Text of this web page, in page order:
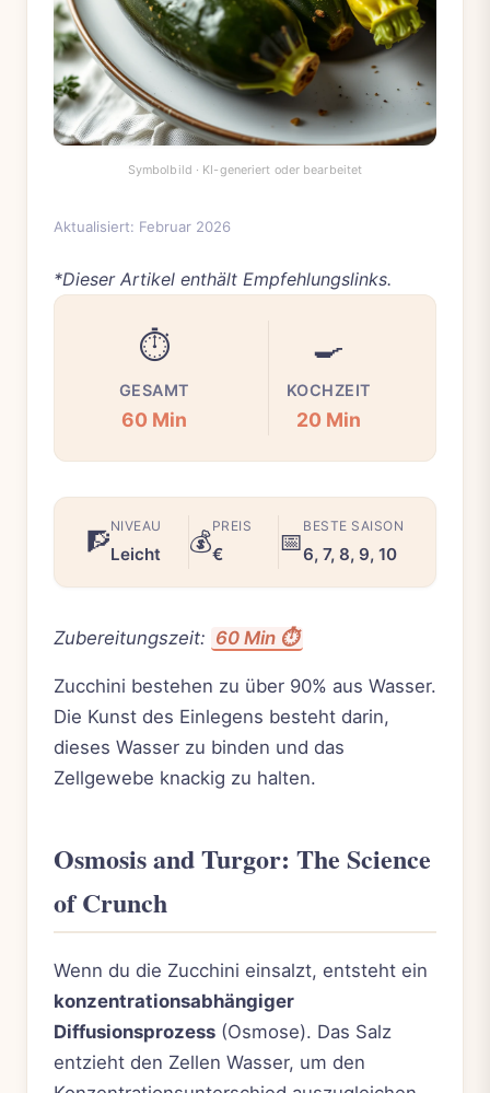
Aktualisiert: Februar 2026
*Dieser Artikel enthält Empfehlungslinks.
⏱️
GESAMT
60 Min
🍳
KOCHZEIT
20 Min
🧗
NIVEAU
Leicht 💰
PREIS
€ 📅
BESTE SAISON
6, 7, 8, 9, 10
Zubereitungszeit: 60 Min ⏱️
Zucchini bestehen zu über 90% aus Wasser.
Die Kunst des Einlegens besteht darin,
dieses Wasser zu binden und das
Zellgewebe knackig zu halten.
Osmosis and Turgor: The Science
of Crunch
Wenn du die Zucchini einsalzt, entsteht ein
konzentrationsabhängiger
Diffusionsprozess (Osmose). Das Salz
entzieht den Zellen Wasser, um den